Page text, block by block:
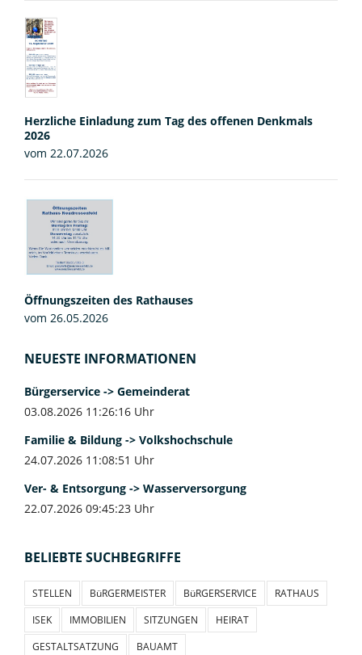
Herzliche Einladung zum Tag des offenen Denkmals
2026
vom 22.07.2026
Öffnungszeiten des Rathauses
vom 26.05.2026
NEUESTE INFORMATIONEN
Bürgerservice -> Gemeinderat
03.08.2026 11:26:16 Uhr
Familie & Bildung -> Volkshochschule
24.07.2026 11:08:51 Uhr
Ver- & Entsorgung -> Wasserversorgung
22.07.2026 09:45:23 Uhr
BELIEBTE SUCHBEGRIFFE
STELLEN BüRGERMEISTER BüRGERSERVICE
RATHAUS
ISEK
IMMOBILIEN SITZUNGEN
HEIRAT
GESTALTSATZUNG
BAUAMT